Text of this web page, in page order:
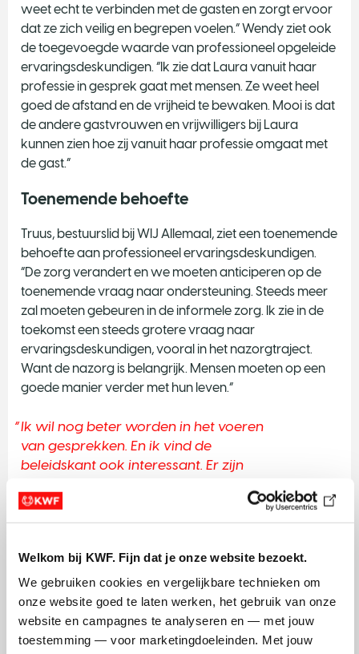
Welkom bij KWF. Fijn dat je onze website bezoekt.
We gebruiken cookies en vergelijkbare technieken om
onze website goed te laten werken, het gebruik van onze
website en campagnes te analyseren en — met jouw
toestemming — voor marketingdoeleinden. Met jouw
weet echt te verbinden met de gasten en zorgt ervoor
dat ze zich veilig en begrepen voelen.” Wendy ziet ook
de toegevoegde waarde van professioneel opgeleide
ervaringsdeskundigen. “Ik zie dat Laura vanuit haar
professie in gesprek gaat met mensen. Ze weet heel
goed de afstand en de vrijheid te bewaken. Mooi is dat
de andere gastvrouwen en vrijwilligers bij Laura
kunnen zien hoe zij vanuit haar professie omgaat met
de gast.”
Toenemende behoefte
Truus, bestuurslid bij WIJ Allemaal, ziet een toenemende
behoefte aan professioneel ervaringsdeskundigen.
“De zorg verandert en we moeten anticiperen op de
toenemende vraag naar ondersteuning. Steeds meer
zal moeten gebeuren in de informele zorg. Ik zie in de
toekomst een steeds grotere vraag naar
ervaringsdeskundigen, vooral in het nazorgtraject.
Want de nazorg is belangrijk. Mensen moeten op een
goede manier verder met hun leven.”
Ik wil nog beter worden in het voeren
van gesprekken. En ik vind de
beleidskant ook interessant. Er zijn
ervaringsdeskundige.
Laura
Toekomst
Laura voelt een sterke band met de plek waar ze stage
loopt. “Ik voel trots en liefde naar de plek en mensen die
mij destijds hebben opgevangen. En dat probeer ik nu